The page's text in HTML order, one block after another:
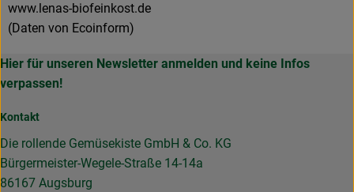
www.lenas-biofeinkost.de
(Daten von Ecoinform)
Hier für unseren Newsletter anmelden und keine Infos
verpassen!
Kontakt
Die rollende Gemüsekiste GmbH & Co. KG
Bürgermeister-Wegele-Straße 14-14a
86167 Augsburg